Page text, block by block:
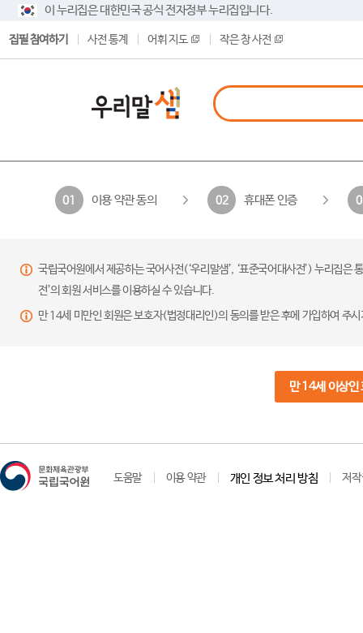
이 누리집은 대한민국 공식 전자정부 누리집입니다.
집필 참여하기 사전 통계 어휘 지도 작은 창 사전
01 이용 약관 동의 02 휴대폰 인증
국립국어원에서 제공하는 국어사전(‘우리말샘’, ‘표준국어대사전’) 누리집
전’의 회원 서비스를 이용하실 수 있습니다.
만 14세 미만인 회원은 보호자(법정대리인)의 동의를 받은 후에 가입하여 주
만 14세 이상인
도움말 이용 약관 개인 정보 처리 방침 저